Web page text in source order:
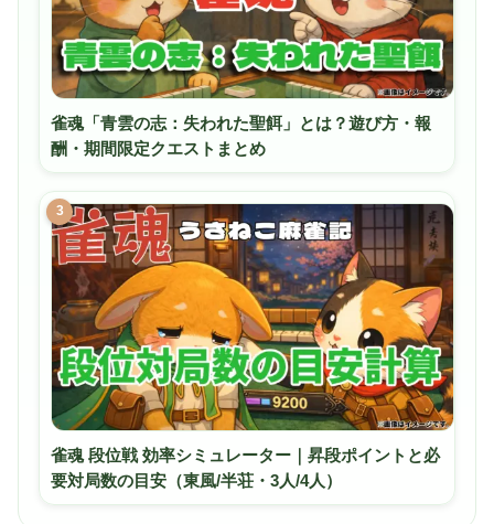
雀魂「青雲の志：失われた聖餌」とは？遊び方・報
酬・期間限定クエストまとめ
3
雀魂 段位戦 効率シミュレーター｜昇段ポイントと必
要対局数の目安（東風/半荘・3人/4人）